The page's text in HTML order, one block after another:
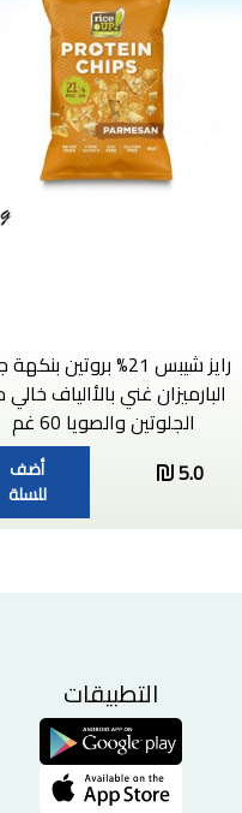
رايز شيبس 21% بروتين
البارميزان غني بالأالياف
الجلوتين والصويا 60 غم
5.0
أضف
للسلة
التطبيقات